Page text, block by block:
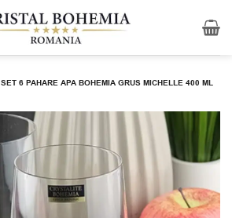
SET 6 PAHARE APA BOHEMIA GRUS MICHELLE 400 ML